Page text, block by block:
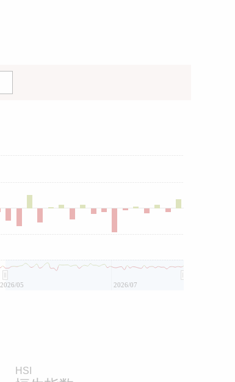
2026/05 2026/07
HSI